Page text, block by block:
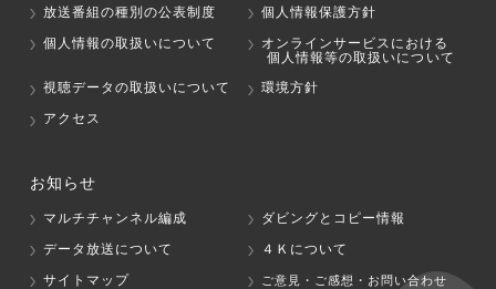
放送番組の種別の公表制度
個人情報保護方針
個人情報の取扱いについて
オンラインサービスにおける
個人情報等の取扱いについて
視聴データの取扱いについて
環境方針
アクセス
お知らせ
マルチチャンネル編成
ダビングとコピー情報
データ放送について
４Ｋについて
サイトマップ
ご意見・ご感想・お問い合わせ